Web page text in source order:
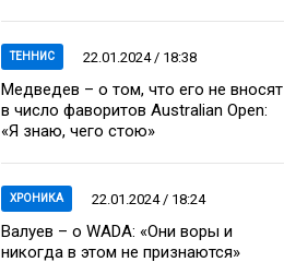
ТЕННИС 22.01.2024 / 18:38
Медведев – о том, что его не вносят
в число фаворитов Australian Open:
«Я знаю, чего стою»
ХРОНИКА 22.01.2024 / 18:24
Валуев – о WADA: «Они воры и
никогда в этом не признаются»